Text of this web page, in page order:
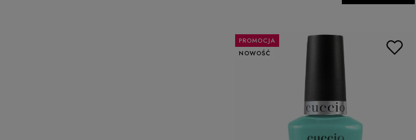
PROMOCJA
NOWOŚĆ